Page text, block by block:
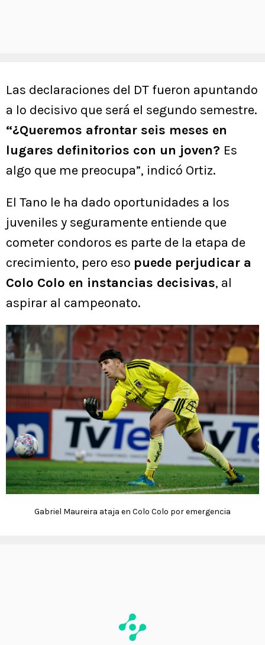
Las declaraciones del DT fueron apuntando
a lo decisivo que será el segundo semestre.
“¿Queremos afrontar seis meses en
lugares definitorios con un joven? Es
algo que me preocupa”, indicó Ortiz.
El Tano le ha dado oportunidades a los
juveniles y seguramente entiende que
cometer condoros es parte de la etapa de
crecimiento, pero eso puede perjudicar a
Colo Colo en instancias decisivas, al
aspirar al campeonato.
Gabriel Maureira ataja en Colo Colo por emergencia